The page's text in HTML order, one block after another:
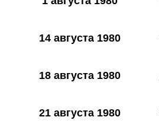
14 августа 1980
18 августа 1980
21 августа 1980